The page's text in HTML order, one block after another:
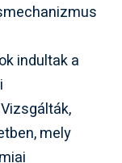
indultak a
mely